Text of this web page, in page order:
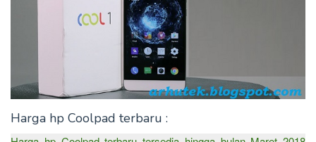
Harga hp Coolpad terbaru :